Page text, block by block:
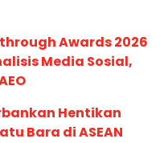
Awards 2026
Media Sosial,
Hentikan
Bara di ASEAN